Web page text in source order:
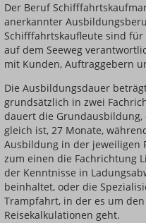
Der Beruf
anerkannter
Schifffahrtskaufleute sind
auf dem Seeweg
mit Kunden, Auftraggebern
Die Ausbildungsdauer
grundsätzlich in zwei
dauert die
gleich ist, 27 Monate,
Ausbildung in der jeweiligen
zum einen die Fachrichtung
der Kenntnisse in
beinhaltet, oder die
Trampfahrt, in der es um
Reisekalkulationen geht.